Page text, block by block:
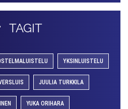
TAGIT
YKSINLUISTELU
JUULIA TURKKILA
YUKA ORIHARA